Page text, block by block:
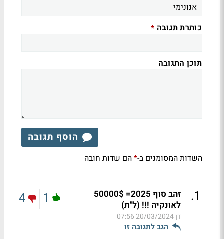
כותרת תגובה *
תוכן התגובה
הוסף תגובה
השדות המסומנים ב-*הם שדות חובה
1
.
זהב סוף 2025= 50000$
לאונקיה !!! (ל"ת)
דן20/03/2024 07:56
הגב לתגובה זו
1
4